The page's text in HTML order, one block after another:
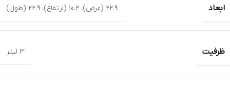
ابعاد 22.9 (عرض)، 10.2 (ارتفاع)، 22.9 (طول)
ظرفیت 3 لیتر